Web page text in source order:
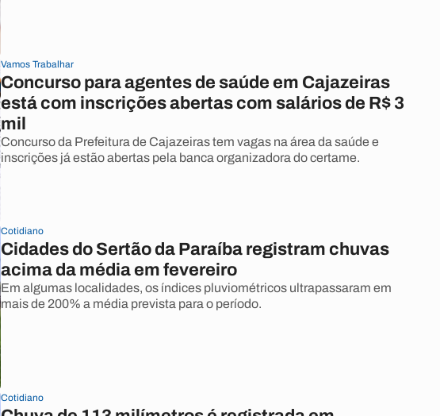
Vamos Trabalhar
Concurso para agentes de saúde em Cajazeiras
está com inscrições abertas com salários de R$ 3
mil
Concurso da Prefeitura de Cajazeiras tem vagas na área da saúde e
inscrições já estão abertas pela banca organizadora do certame.
Cotidiano
Cidades do Sertão da Paraíba registram chuvas
acima da média em fevereiro
Em algumas localidades, os índices pluviométricos ultrapassaram em
mais de 200% a média prevista para o período.
Cotidiano